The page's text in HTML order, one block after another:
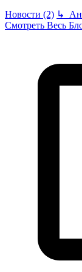
Новости (2) ↳
Смотреть Весь